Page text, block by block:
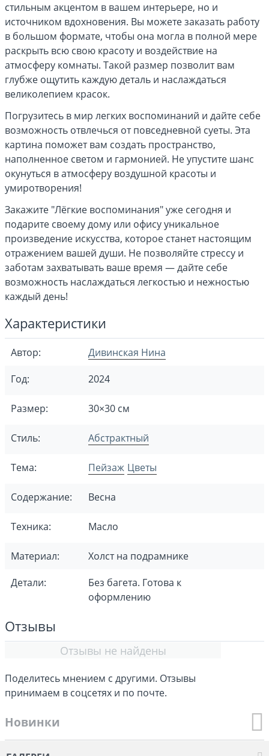
стильным акцентом в вашем интерьере, но и
источником вдохновения. Вы можете заказать работу
в большом формате, чтобы она могла в полной мере
раскрыть всю свою красоту и воздействие на
атмосферу комнаты. Такой размер позволит вам
глубже ощутить каждую деталь и наслаждаться
великолепием красок.
Погрузитесь в мир легких воспоминаний и дайте себе
возможность отвлечься от повседневной суеты. Эта
картина поможет вам создать пространство,
наполненное светом и гармонией. Не упустите шанс
окунуться в атмосферу воздушной красоты и
умиротворения!
Закажите "Лёгкие воспоминания" уже сегодня и
подарите своему дому или офису уникальное
произведение искусства, которое станет настоящим
отражением вашей души. Не позволяйте стрессу и
заботам захватывать ваше время — дайте себе
возможность наслаждаться легкостью и нежностью
каждый день!
Характеристики
Автор:
Дивинская Нина
Год:
2024
Размер: 30×30 см
Стиль: Абстрактный
Тема: Пейзаж Цветы
Содержание: Весна
Техника: Масло
Материал:
Холст на подрамнике
Детали:
Без багета. Готова к
оформлению
Отзывы
Отзывы не найдены
Поделитесь мнением с другими. Отзывы
принимаем в соцсетях и по почте.
Новинки